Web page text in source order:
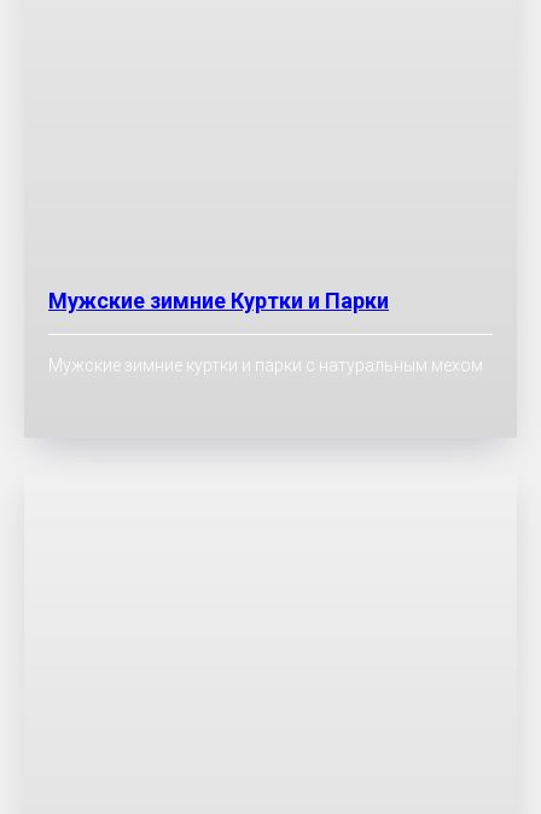
Мужские зимние Куртки и Парки
Мужские зимние куртки и парки с натуральным мехом